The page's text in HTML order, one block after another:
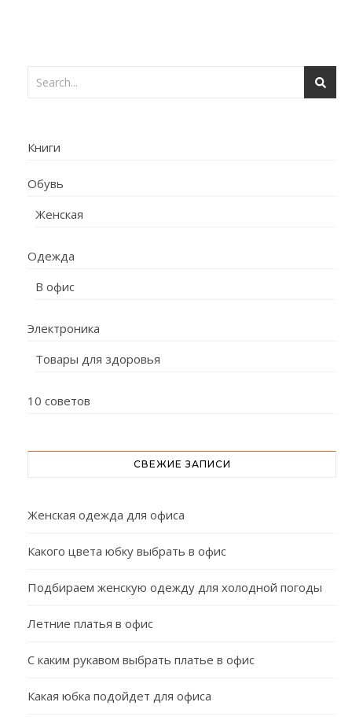
Книги
Обувь
Женская
Одежда
В офис
Электроника
Товары для здоровья
10 советов
СВЕЖИЕ ЗАПИСИ
Женская одежда для офиса
Какого цвета юбку выбрать в офис
Подбираем женскую одежду для холодной погоды
Летние платья в офис
С каким рукавом выбрать платье в офис
Какая юбка подойдет для офиса